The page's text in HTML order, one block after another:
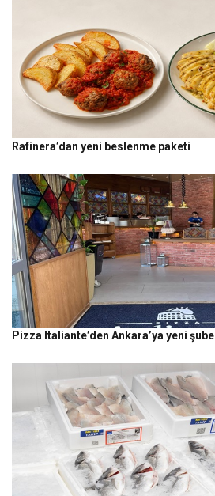
Rafinera’dan yeni beslenme paketi
Pizza Italiante’den Ankara’ya yeni şube